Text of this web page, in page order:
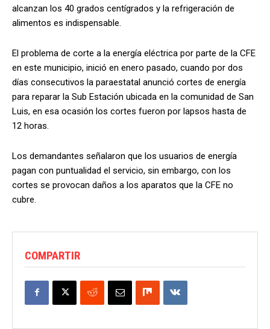
alcanzan los 40 grados centígrados y la refrigeración de
alimentos es indispensable.
El problema de corte a la energía eléctrica por parte de la CFE
en este municipio, inició en enero pasado, cuando por dos
días consecutivos la paraestatal anunció cortes de energía
para reparar la Sub Estación ubicada en la comunidad de San
Luis, en esa ocasión los cortes fueron por lapsos hasta de
12 horas.
Los demandantes señalaron que los usuarios de energía
pagan con puntualidad el servicio, sin embargo, con los
cortes se provocan daños a los aparatos que la CFE no
cubre.
COMPARTIR